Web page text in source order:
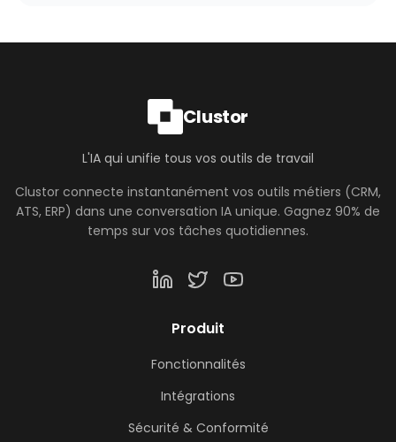
Clustor
L'IA qui unifie tous vos outils de travail
Clustor connecte instantanément vos outils métiers (CRM,
ATS, ERP) dans une conversation IA unique. Gagnez 90% de
temps sur vos tâches quotidiennes.
Produit
Fonctionnalités
Intégrations
Sécurité & Conformité